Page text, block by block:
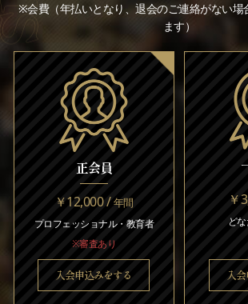
※会費（年払いとなり、退会のご連絡がない場
ます）
正会員
￥12,000 /年間
プロフェッショナル・教育者
※審査あり
入会申込みをする
￥
ど
入